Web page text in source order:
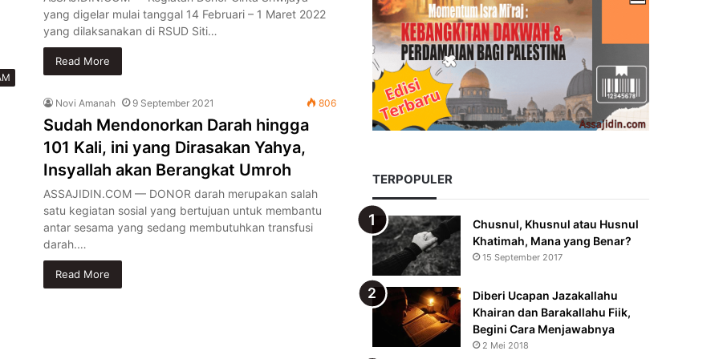
yang digelar mulai tanggal 14 Februari – 1 Maret 2022
yang dilaksanakan di RSUD Siti…
Read More
Novi Amanah 9 September 2021 806
Sudah Mendonorkan Darah hingga
101 Kali, ini yang Dirasakan Yahya,
Insyallah akan Berangkat Umroh
ASSAJIDIN.COM — DONOR darah merupakan salah
satu kegiatan sosial yang bertujuan untuk membantu
antar sesama yang sedang membutuhkan transfusi
darah.…
Read More
TERPOPULER
Chusnul, Khusnul atau Husnul
Khatimah, Mana yang Benar?
15 September 2017
Diberi Ucapan Jazakallahu
Khairan dan Barakallahu Fiik,
Begini Cara Menjawabnya
2 Mei 2018